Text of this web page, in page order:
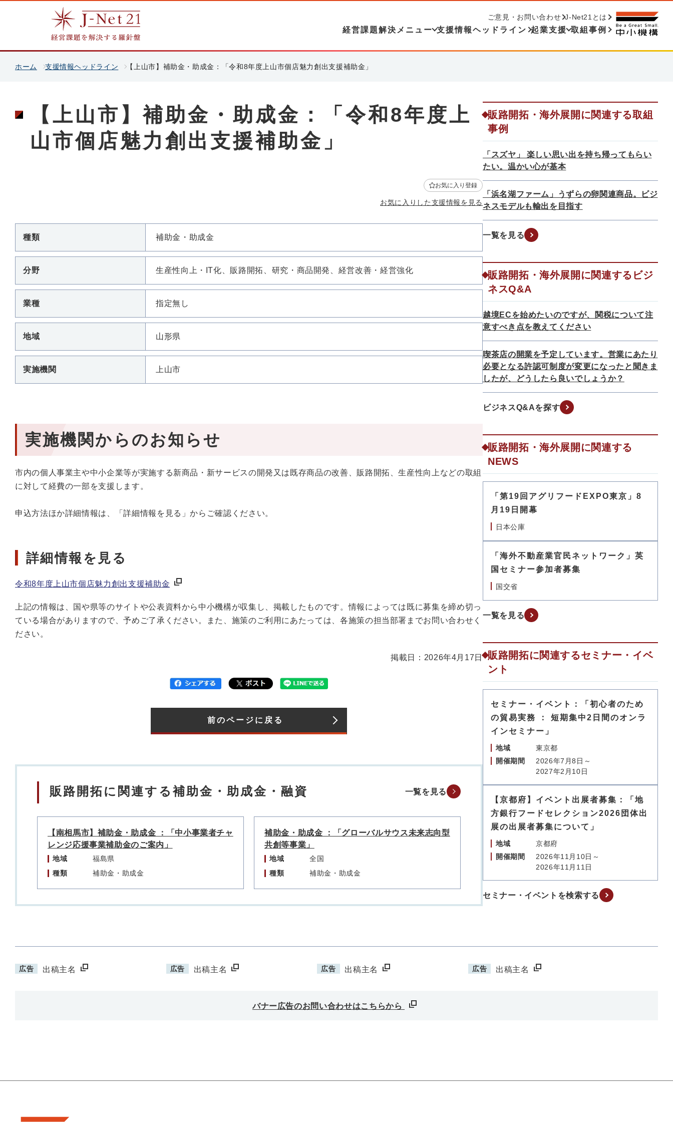
経営課題解決メニュー 支援情報ヘッドライン 起業支援 取組事例
ご意見・お問い合わせ J-Net21とは
ホーム 支援情報ヘッドライン 【上山市】補助金・助成金：「令和8年度上山市個店魅力創出支援補助金」
【上山市】補助金・助成金：「令和8年度上
山市個店魅力創出支援補助金」
お気に入り登録
お気に入りした支援情報を見る
種類 補助金・助成金
分野 生産性向上・IT化、販路開拓、研究・商品開発、経営改善・経営強化
業種 指定無し
地域 山形県
実施機関 上山市
実施機関からのお知らせ
市内の個人事業主や中小企業等が実施する新商品・新サービスの開発又は既存商品の改善、販路開拓、生産性向上などの取組
に対して経費の一部を支援します。
申込方法ほか詳細情報は、「詳細情報を見る」からご確認ください。
詳細情報を見る
令和8年度上山市個店魅力創出支援補助金
上記の情報は、国や県等のサイトや公表資料から中小機構が収集し、掲載したものです。情報によっては既に募集を締め切っ
ている場合がありますので、予めご了承ください。また、施策のご利用にあたっては、各施策の担当部署までお問い合わせく
ださい。
掲載日：2026年4月17日
前のページに戻る
販路開拓に関連する補助金・助成金・融資 一覧を見る
【南相馬市】補助金・助成金 ：「中小事業者チャ
レンジ応援事業補助金のご案内」
地域
福島県
種類
補助金・助成金
補助金・助成金 ：「グローバルサウス未来志向型
共創等事業」
地域
全国
種類
補助金・助成金
販路開拓・海外展開に関連する取組
事例
「スズヤ」 楽しい思い出を持ち帰ってもらい
たい。温かい心が基本
「浜名湖ファーム」うずらの卵関連商品。ビジ
ネスモデルも輸出を目指す
一覧を見る
販路開拓・海外展開に関連するビジ
ネスQ&A
越境ECを始めたいのですが、関税について注
意すべき点を教えてください
喫茶店の開業を予定しています。営業にあたり
必要となる許認可制度が変更になったと聞きま
したが、どうしたら良いでしょうか？
ビジネスQ&Aを探す
販路開拓・海外展開に関連する
NEWS
「第19回アグリフードEXPO東京」8
月19日開幕
日本公庫
「海外不動産業官民ネットワーク」英
国セミナー参加者募集
国交省
一覧を見る
販路開拓に関連するセミナー・イベ
ント
セミナー・イベント：「初心者のため
の貿易実務 ： 短期集中2日間のオンラ
インセミナー」
地域
東京都
開催期間
2026年7月8日～
2027年2月10日
【京都府】イベント出展者募集：「地
方銀行フードセレクション2026団体出
展の出展者募集について」
地域
京都府
開催期間
2026年11月10日～
2026年11月11日
セミナー・イベントを検索する
広告 出稿主名 広告 出稿主名 広告 出稿主名 広告 出稿主名
バナー広告のお問い合わせはこちらから